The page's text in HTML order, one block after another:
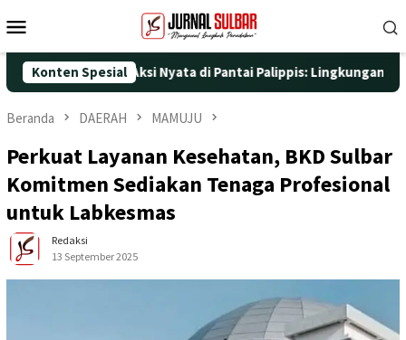
ke
Mobile
Konten Spesial
dengan Aksi Nyata di Pantai Palippis: Lingkungan dan
Beranda DAERAH MAMUJU
Perkuat Layanan Kesehatan, BKD Sulbar
Komitmen Sediakan Tenaga Profesional
untuk Labkesmas
Redaksi
13 September 2025